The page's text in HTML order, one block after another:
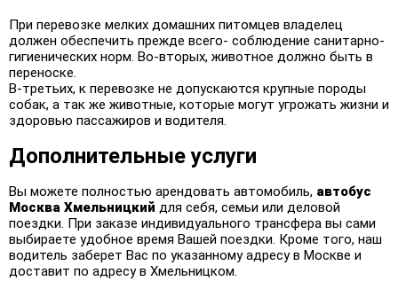
При перевозке мелких домашних питомцев владелец
должен обеспечить прежде всего- соблюдение санитарно-
гигиенических норм. Во-вторых, животное должно быть в
переноске.
В-третьих, к перевозке не допускаются крупные породы
собак, а так же животные, которые могут угрожать жизни и
здоровью пассажиров и водителя.
Дополнительные услуги
Вы можете полностью арендовать автомобиль, автобус
Москва Хмельницкий для себя, семьи или деловой
поездки. При заказе индивидуального трансфера вы сами
выбираете удобное время Вашей поездки. Кроме того, наш
водитель заберет Вас по указанному адресу в Москве и
доставит по адресу в Хмельницком.